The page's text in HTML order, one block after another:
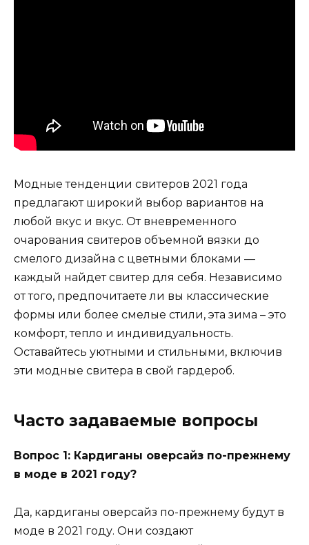
Модные тенденции свитеров 2021 года
предлагают широкий выбор вариантов на
любой вкус и вкус. От вневременного
очарования свитеров объемной вязки до
смелого дизайна с цветными блоками —
каждый найдет свитер для себя. Независимо
от того, предпочитаете ли вы классические
формы или более смелые стили, эта зима – это
комфорт, тепло и индивидуальность.
Оставайтесь уютными и стильными, включив
эти модные свитера в свой гардероб.
Часто задаваемые вопросы
Вопрос 1: Кардиганы оверсайз по-прежнему
в моде в 2021 году?
Да, кардиганы оверсайз по-прежнему будут в
моде в 2021 году. Они создают